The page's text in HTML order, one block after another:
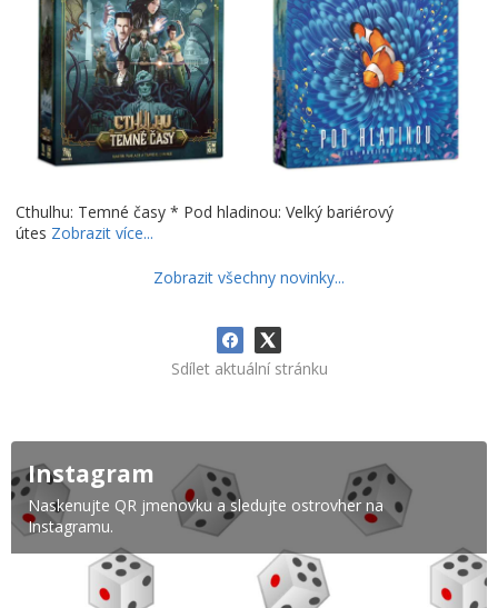
Cthulhu: Temné časy * Pod hladinou: Velký bariérový
útes Zobrazit více...
Zobrazit všechny novinky...
Sdílet aktuální stránku
Instagram
Naskenujte QR jmenovku a sledujte ostrovher na
Instagramu.